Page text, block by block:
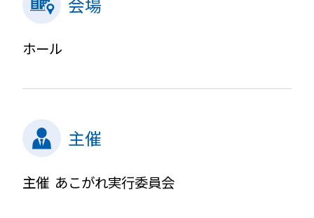
ホール
主催
主催 あこがれ実行委員会